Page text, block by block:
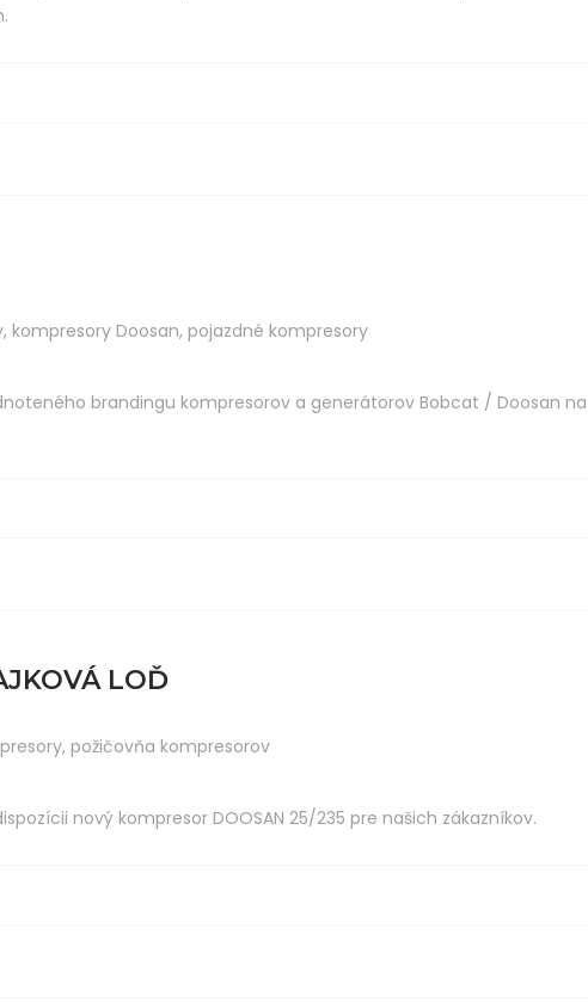
, kompresory Doosan, pojazdné kompresory
brandingu kompresorov a generátorov Bobcat / Doosan na
LOĎ
, požičovňa kompresorov
nový kompresor DOOSAN 25/235 pre našich zákazníkov.